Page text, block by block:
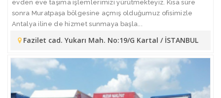
evden eve taşıma işlemlerimizi yürütmekteyiz. Kısa süre
sonra Muratpaşa bölgesine açmış olduğumuz ofisimizle
Antalya iline de hizmet sunmaya başla...
Fazilet cad. Yukarı Mah. No:19/G Kartal / İSTANBUL